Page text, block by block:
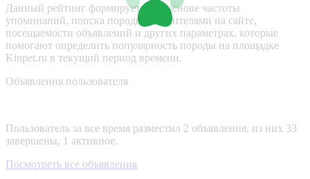
Данный рейтинг формируется на основе частоты
упоминаний, поиска породы посетителями на сайте,
посещаемости объявлений и других параметрах, которые
помогают определить популярность породы на площадке
Kinpet.ru в текущий период времени.
Объявления пользователя
Пользователь за все время разместил 2 объявления, из них 33
завершены, 1 активное.
Посмотреть все объявления